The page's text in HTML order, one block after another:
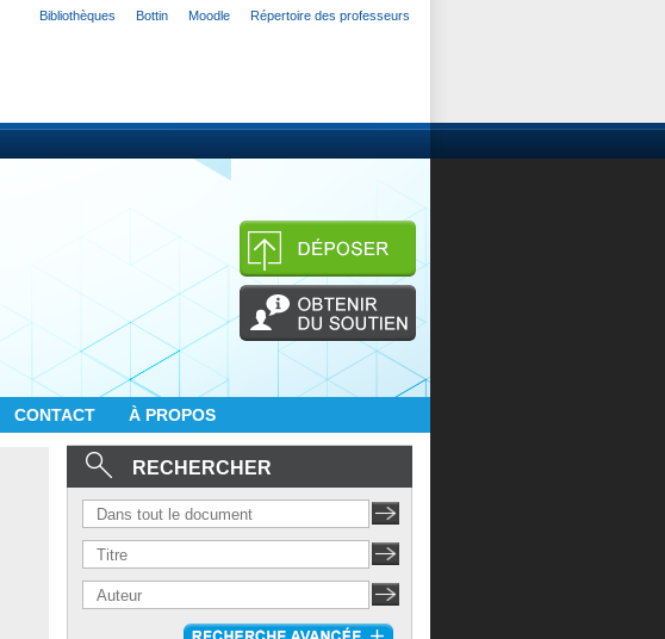
Bibliothèques Bottin Moodle Répertoire des professeurs
CONTACT À PROPOS
RECHERCHER